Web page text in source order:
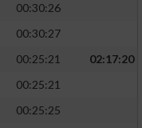
00:30:26
00:30:27
00:25:21
02:17:20
00:25:21
00:25:25